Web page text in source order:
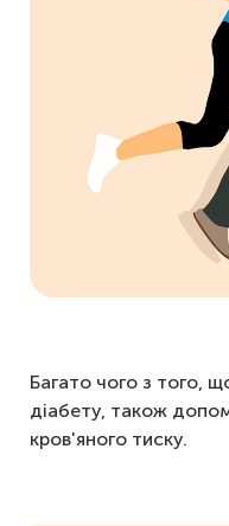
Багато чого з того,
діабету, також
кров'яного тиску.